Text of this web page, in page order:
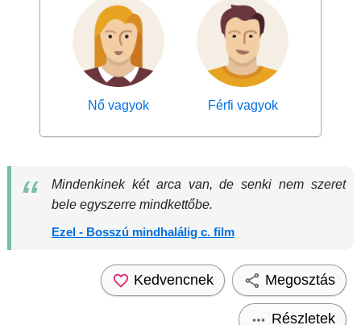
Nő vagyok Férfi vagyok
Mindenkinek két arca van, de senki nem szeret
bele egyszerre mindkettőbe.
Ezel - Bosszú mindhalálig c. film
Kedvencnek Megosztás
Részletek